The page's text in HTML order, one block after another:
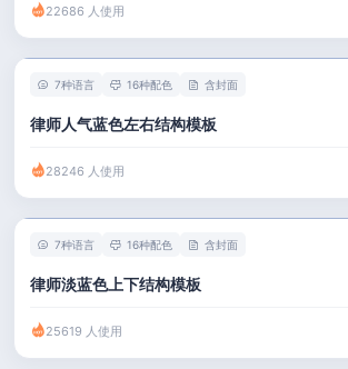
22686 人使用
7种语言 16种配色 含封面
律师人气蓝色左右结构模板
28246 人使用
7种语言 16种配色 含封面
律师淡蓝色上下结构模板
25619 人使用